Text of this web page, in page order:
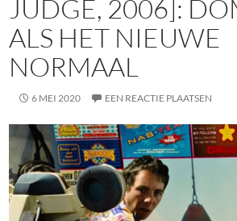
JUDGE, 2006]:
ALS HET NIEUWE
NORMAAL
6 MEI 2020 EEN REACTIE PLAATSEN